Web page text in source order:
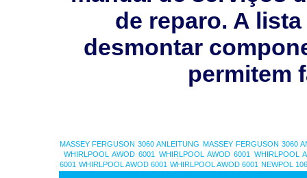
de reparo. A
desmontar
permitem
MASSEY FERGUSON 3060 ANLEITUNG MASSEY FERGUSON 3060
WHIRLPOOL AWOD 6001
WHIRLPOOL AWOD 6001
WHIRLPOOL
6001 WHIRLPOOL AWOD 6001 WHIRLPOOL AWOD 6001 NEWPOL